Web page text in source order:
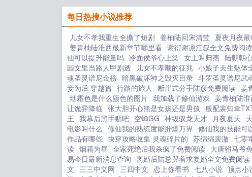
爱相杀爱人错过强制爱及追妻火葬场等
八种经典虐文要素。。系统已为您装载
五百种试用款外挂，请注意查收。...
每日热搜小说推荐
儿女不孝我重生全撕了短剧 姜柚陆回宋清莹 夏夜月夜
姜青柚陆淮西最新章节哪里看 谢衍谢凛江叙全文免费阅读
仙可以提升能量吗 冷面侯爷心上棠 女主叫归燕 陆朝朝
园文里当路人甲剧透
儿女不孝顺的征兆 小娘子天生魅体
魂圣灵谱尼金榜 暗黑破坏神之毁灭目录 斗罗圣灵谱尼武
妾为后 穿越篇 行路的旅人 断崖式分手陆彦免费阅读 姜
烟霜色是什么颜色的图片 我加载了修仙游戏 姜青柚陆
让诡异降临 张大胆开心熊是女孩还是男孩 般配裴知聿
王 我幕后黑手贴吧 空蝉GG 神级驭龙天才 月夜夏天
电影叫什么 修仙我的熟练度能肝爆万界 修仙我的技能可
作品有哪些 快穿攻略收集 灵魂碎片的 苏绵绵裴澈 七零
读 烟霜为昼 全家死绝后我杀疯了免费阅读 大唐驸马爷
易今日最新消息查询 离婚后陆总哭着求复婚全文免费阅读
文 三三中文网 三四中文 恋上你看书 七八小说 顶点小